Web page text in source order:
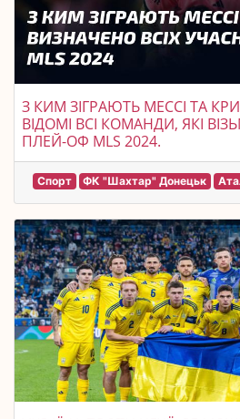
З КИМ ЗІГРАЮТЬ МЕССІ ТА
ВІДОМІ ВСІ КОМАНДИ, ЯКІ
ПЛЕЙ-ОФ MLS 2024.
Спорт ФК "Шахтар" Донецьк